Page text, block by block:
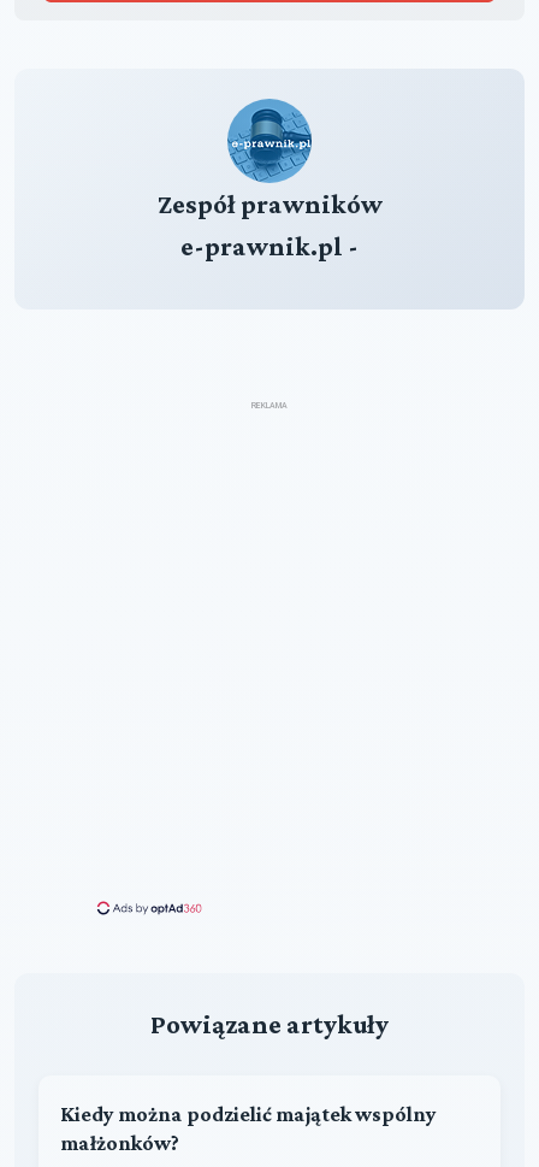
Zespół prawników
e-prawnik.pl -
REKLAMA
Powiązane artykuły
Kiedy można podzielić majątek wspólny
małżonków?